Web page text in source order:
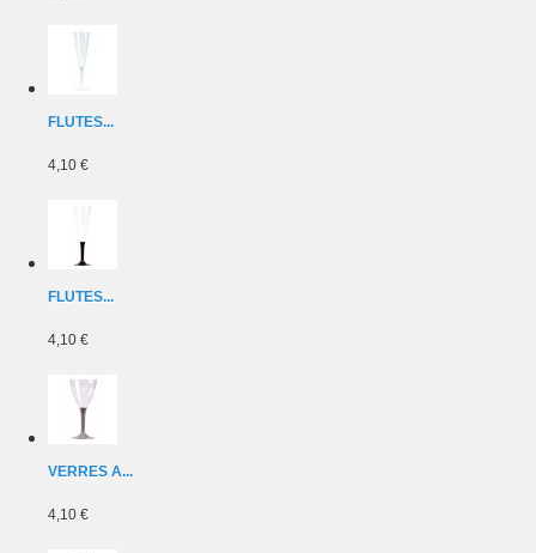
FLUTES...
4,10 €
FLUTES...
4,10 €
VERRES A...
4,10 €